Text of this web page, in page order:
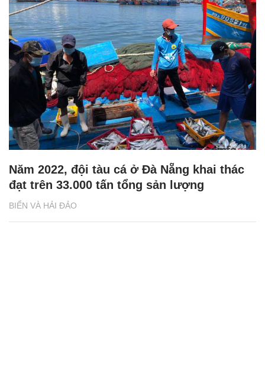
BIỂN VÀ HẢI ĐẢO
Năm 2022, đội tàu cá ở Đà Nẵng khai thác
đạt trên 33.000 tấn tổng sản lượng